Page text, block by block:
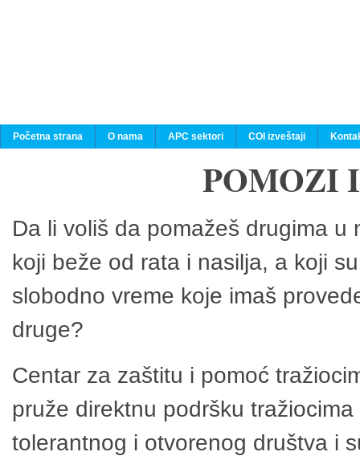
Početna strana O nama APC sektori COI izveštaji
POMOZI
Da li voliš da pomažeš drugima
koji beže od rata i nasilja, a koji
slobodno vreme koje imaš
druge?
Centar za zaštitu i pomoć
pruže direktnu podršku
tolerantnog i otvorenog društva i